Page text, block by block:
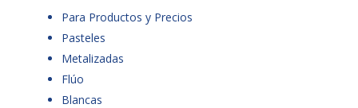
Para Productos y Precios
Pasteles
Metalizadas
Flúo
Blancas